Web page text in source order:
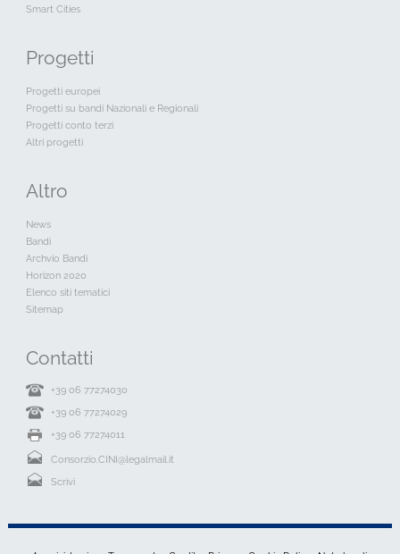
Smart Cities
Progetti
Progetti europei
Progetti su bandi Nazionali e Regionali
Progetti conto terzi
Altri progetti
Altro
News
Bandi
Archvio Bandi
Horizon 2020
Elenco siti tematici
Sitemap
Contatti
+39 06 77274030
+39 06 77274029
+39 06 77274011
Consorzio.CINI@legalmail.it
Scrivi